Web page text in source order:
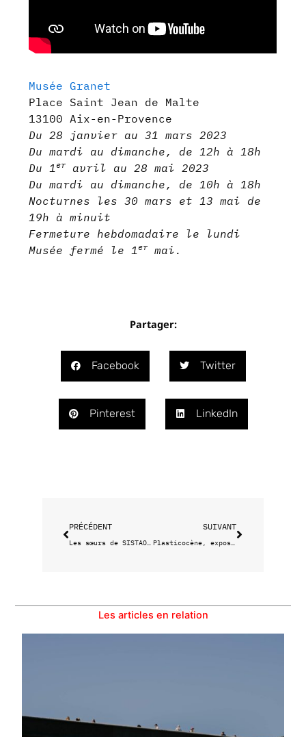
Musée Granet
Place Saint Jean de Malte
13100 Aix-en-Provence
Du 28 janvier au 31 mars 2023
Du mardi au dimanche, de 12h à 18h
Du 1 er
avril au 28 mai 2023
Du mardi au dimanche, de 10h à 18h
Nocturnes les 30 mars et 13 mai de
19h à minuit
Fermeture hebdomadaire le lundi
Musée fermé le 1 er mai.
Partager:
Facebook Twitter
Pinterest LinkedIn
PRÉCÉDENT
Les sœurs de SISTAOÜ régalent Chave
SUIVANT
Plasticocène, exposition collective à la Friche la Belle de Mai
Les articles en relation